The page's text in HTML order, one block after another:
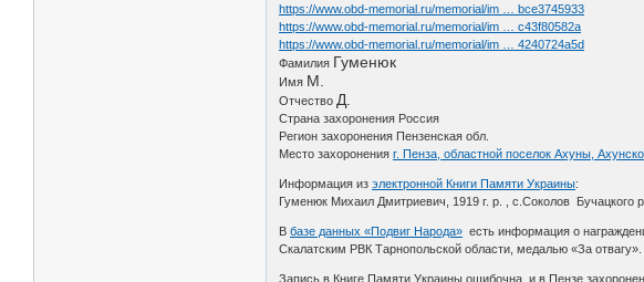
https://www.obd-memorial.ru/memorial/im … bce3745933
https://www.obd-memorial.ru/memorial/im … c43f80582a
https://www.obd-memorial.ru/memorial/im … 4240724a5d
Фамилия Гуменюк
Имя М.
Отчество Д.
Страна захоронения Россия
Регион захоронения Пензенская обл.
Место захороненияг. Пенза, областной поселок Ахуны,
Информация изэлектронной Книги Памяти Украины:
Гуменюк Михаил Дмитриевич, 1919 г. р. , с.Соколов Бучацкого
Вбазе данных «Подвиг Народа» есть информация о
Скалатским РВК Тарнопольской области, медалью «За
Запись в Книге Памяти Украины ошибочна, и в Пензе